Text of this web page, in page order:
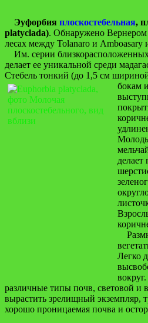
Эуфорбия плоскостебельная,
platyclada). Обнаружено Вернером
лесах между Tolanaro и Amboasary
Им. серии
делает ее уникальной среди
Стебель тонкий (до 1,5 см
бокам
делает
Легко
различные типы почв, световой
вырастить зрелищный экземпляр,
хорошо проницаемая почва и